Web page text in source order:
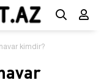
kimdir?